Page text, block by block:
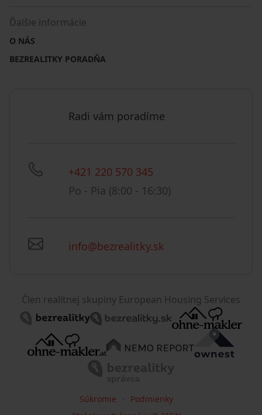
Ďalšie informácie
O NÁS
BEZREALITKY PORADŇA
Radi vám poradíme
+421 220 570 345
Po - Pia (8:00 - 16:30)
info@bezrealitky.sk
Člen realitnej skupiny European Housing Services
Súkromie
Podmienky